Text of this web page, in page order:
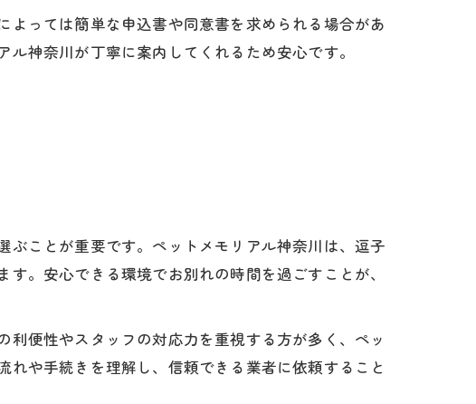
っては簡単な申込書や同意書を求められる場合があ
神奈川が丁寧に案内してくれるため安心です。
ことが重要です。ペットメモリアル神奈川は、逗子
。安心できる環境でお別れの時間を過ごすことが、
便性やスタッフの対応力を重視する方が多く、ペッ
や手続きを理解し、信頼できる業者に依頼すること